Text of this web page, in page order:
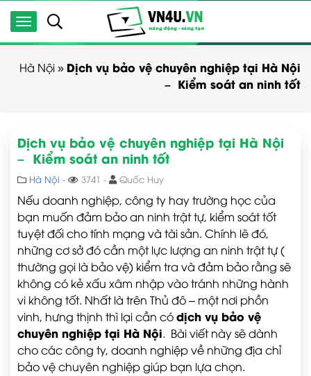
Hà Nội» Dịch vụ bảo vệ chuyên nghiệp tại Hà Nội
– Kiểm soát an ninh tốt
Dịch vụ bảo vệ chuyên nghiệp tại Hà Nội
– Kiểm soát an ninh tốt
Hà Nội - 3741 - Quốc Huy
Nếu doanh nghiệp, công ty hay trường học của
bạn muốn đảm bảo an ninh trật tự, kiểm soát tốt
tuyệt đối cho tính mạng và tài sản. Chính lẽ đó,
những cơ sở đó cần một lực lượng an ninh trật tự (
thường gọi là bảo vệ) kiểm tra và đảm bảo rằng sẽ
không có kẻ xấu xâm nhập vào tránh những hành
vi không tốt. Nhất là trên Thủ đô – một nơi phồn
vinh, hưng thịnh thì lại cần códịch vụ bảo vệ
chuyên nghiệp tại Hà Nội. Bài viết này sẽ dành
cho các công ty, doanh nghiệp về những địa chỉ
bảo vệ chuyên nghiệp giúp bạn lựa chọn.